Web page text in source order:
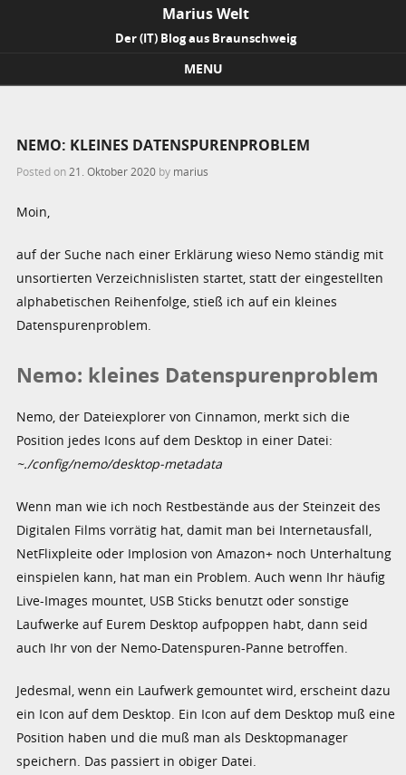
Marius Welt
Der (IT) Blog aus Braunschweig
MENU
NEMO: KLEINES DATENSPURENPROBLEM
Posted on 21. Oktober 2020 by marius
Moin,
auf der Suche nach einer Erklärung wieso Nemo ständig mit
unsortierten Verzeichnislisten startet, statt der eingestellten
alphabetischen Reihenfolge, stieß ich auf ein kleines
Datenspurenproblem.
Nemo: kleines Datenspurenproblem
Nemo, der Dateiexplorer von Cinnamon, merkt sich die
Position jedes Icons auf dem Desktop in einer Datei:
~./config/nemo/desktop-metadata
Wenn man wie ich noch Restbestände aus der Steinzeit des
Digitalen Films vorrätig hat, damit man bei Internetausfall,
NetFlixpleite oder Implosion von Amazon+ noch Unterhaltung
einspielen kann, hat man ein Problem. Auch wenn Ihr häufig
Live-Images mountet, USB Sticks benutzt oder sonstige
Laufwerke auf Eurem Desktop aufpoppen habt, dann seid
auch Ihr von der Nemo-Datenspuren-Panne betroffen.
Jedesmal, wenn ein Laufwerk gemountet wird, erscheint dazu
ein Icon auf dem Desktop. Ein Icon auf dem Desktop muß eine
Position haben und die muß man als Desktopmanager
speichern. Das passiert in obiger Datei.